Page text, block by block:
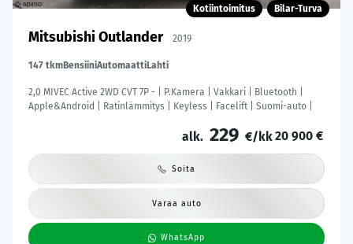
Kotiintoimitus Bilar-Turva
Mitsubishi Outlander 2019
147 tkmBensiiniAutomaattiLahti
2,0 MIVEC Active 2WD CVT 7P - | P.Kamera | Vakkari | Bluetooth |
Apple&Android | Ratinlämmitys | Keyless | Facelift | Suomi-auto |
alk. 229 €/kk20 900 €
Soita
Varaa auto
WhatsApp